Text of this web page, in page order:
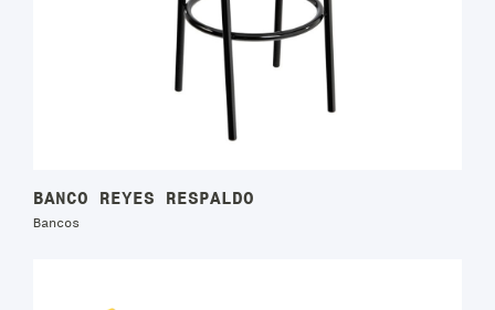
BANCO REYES RESPALDO
Bancos